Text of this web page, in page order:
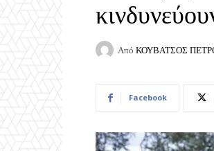
Από ΚΟΥΒΑΤΣΟΣ
Facebook